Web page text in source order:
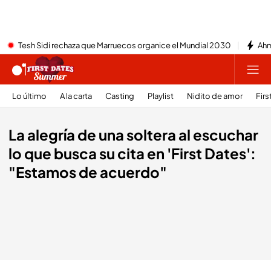
Tesh Sidi rechaza que Marruecos organice el Mundial 2030
Lo último A la carta Casting Playlist Nidito de amor
La alegría de una soltera al escuchar
lo que busca su cita en 'First Dates':
"Estamos de acuerdo"